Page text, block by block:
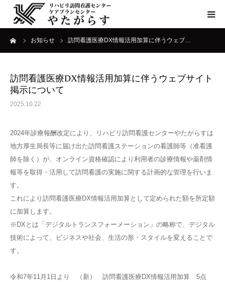
お知らせ 訪問看護医療DX情報活用加算に伴うウェブ…
訪問看護医療DX情報活用加算に伴うウェブサイト
掲示について
2025.10.22
2024年診療報酬改定により、リハビリ訪問看護センターやたがらすは
地方厚生局長等に届け出た訪問看護ステーションの看護師等（准看護
師を除く）が、オンライン資格確認により利用者の診療情報や薬剤情
報等を取得・活用して訪問看護の実施に関する計画的な管理を行いま
す。
これにより訪問看護医療DX情報活用加算として定められた額を所定額
に加算します。
※DXとは「デジタルトランスフォーメーション」の略称で、デジタル
技術によって、ビジネスや社会、生活の形・スタイルを変えることで
す。
令和7年11月1日より （新） 訪問看護医療DX情報活用加算 5点
HOME
会社概要
職員募集
お問い合わせ